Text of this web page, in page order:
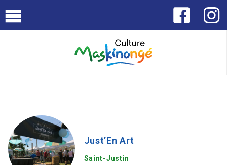
Just’En Art
Saint-Justin